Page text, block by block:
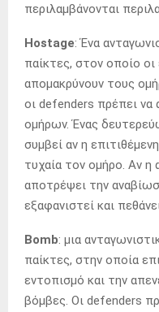
περιλαμβάνονται
Hostage: Ένα
παίκτες, στον οποίο οι
απομακρύνουν τους
οι defenders πρέπει
ομήρων. Ένας
συμβεί αν η
τυχαία τον ομήρο. Αν η
αποτρέψει την
εξαφανιστεί και
Bomb: μια
παίκτες, στην οποία
εντοπισμό και την
βόμβες. Οι defenders